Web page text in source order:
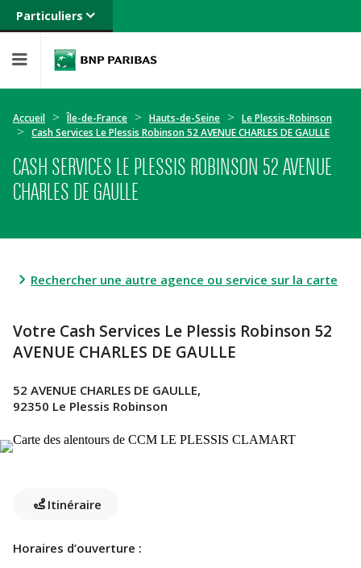
Particuliers
Banque privée
Entreprises
Accueil Île-de-France Hauts-de-Seine
Le Plessis-Robinson
Cash Services Le Plessis Robinson 52 AVENUE CHARLES DE GAULLE
CASH SERVICES LE PLESSIS ROBINSON 52 AVENUE
CHARLES DE GAULLE
Rechercher une autre agence ou service sur la carte
Votre Cash Services Le Plessis Robinson 52
AVENUE CHARLES DE GAULLE
52 AVENUE CHARLES DE GAULLE,
92350 Le Plessis Robinson
Itinéraire
Horaires d’ouverture :